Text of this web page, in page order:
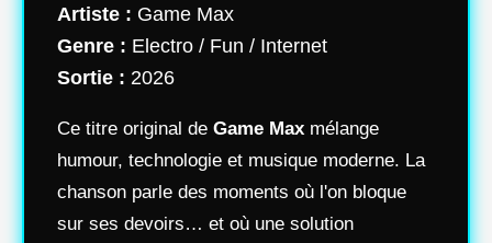
Artiste : Game Max
Genre : Electro / Fun / Internet
Sortie : 2026
Ce titre original de Game Max mélange
humour, technologie et musique moderne. La
chanson parle des moments où l'on bloque
sur ses devoirs… et où une solution